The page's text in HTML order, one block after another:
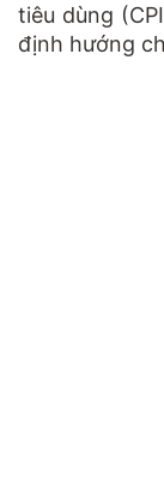
tiêu dùng
định hướng